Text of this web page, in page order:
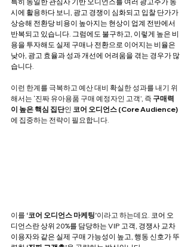
시에 활용하다 보니, 광고 경쟁이 심화되고 입찰 단가가
상승해 전환당 비용이 높아지는 현상이 업계 전반에서
반복되고 있습니다. 그럼에도 불구하고, 이렇게 높은 비
용을 투자해도 실제 구매나 전환으로 이어지는 비율은
낮아, 광고 효율과 성과 개선에 어려움을 겪는 경우가 많
습니다.
이런 한계를 극복하고 예산 대비 확실한 성과를 내기 위
해서는 ‘진짜 유아용품 구매 예정자인 고객’, 즉 구매력
이 높은 핵심 집단인 코어 오디언스 (Core Audience)
에 집중하는 전략이 필요합니다.
이를 ‘코어 오디언스 마케팅’이라고 하는데요. 코어 오
디언스란 상위 20%를 담당하는 VIP 고객, 경쟁사 교차
이용자와 같은 실제 구매 가능성이 높고, 행동 신호가 뚜